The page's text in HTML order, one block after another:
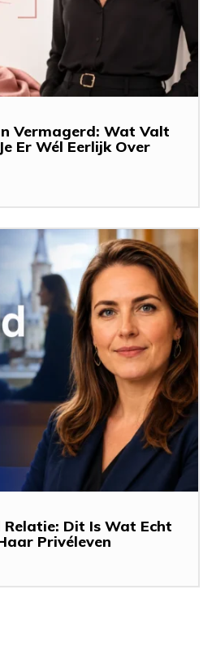
Vermagerd: Wat Valt
Er Wél Eerlijk Over
Dit Is Wat Echt
Privéleven